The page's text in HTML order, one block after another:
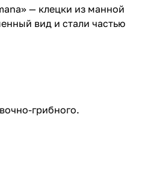
— клецки из манной
вид и стали частью
грибного.